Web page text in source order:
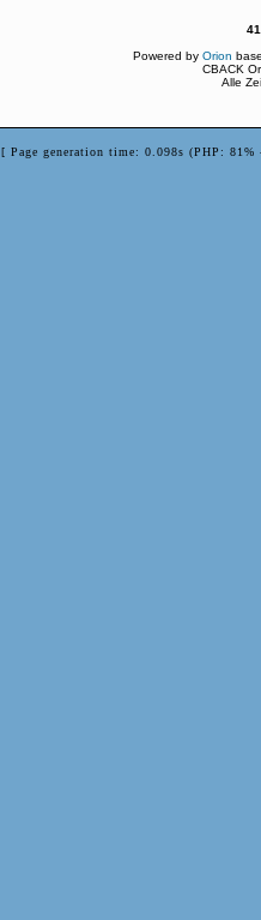
Powered by Orion
CBACK
Alle
[ Page generation time: 0.098s (PHP: